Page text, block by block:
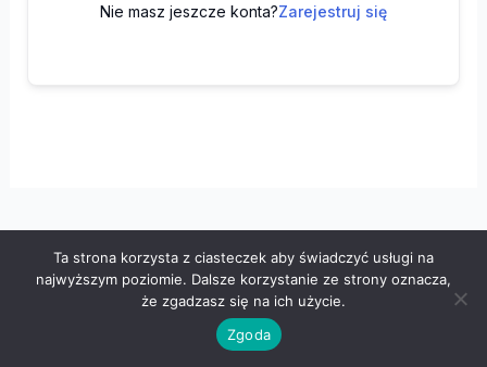
Nie masz jeszcze konta?Zarejestruj się
Wszelkie prawa zastrzeżone © 2026 "100 z matematyki" -
Polityka prywatności- Regulamin
Ta strona korzysta z ciasteczek aby świadczyć usługi na
najwyższym poziomie. Dalsze korzystanie ze strony oznacza,
że zgadzasz się na ich użycie.
Zgoda